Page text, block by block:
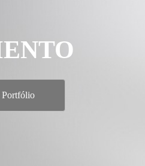
Portfólio